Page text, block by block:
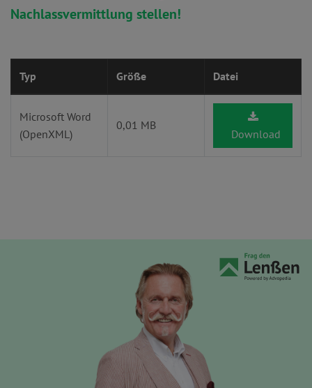
Nachlassvermittlung stellen!
Typ Größe Datei
Microsoft Word
(OpenXML)
0,01 MB
Download